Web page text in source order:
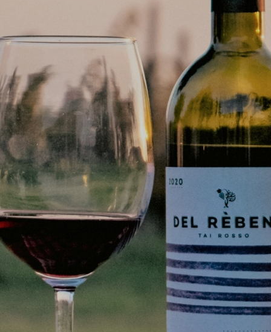
Evento: Degustazione Olio
Extravergine di Oliva Biologico
Del Rèbene
Condurrà le degustazioni l’esperto Mauro
Pasquali, coordinatore per il Veneto della Guida
agli Extra Vergini Slow Food.
Prenota il tuo posto